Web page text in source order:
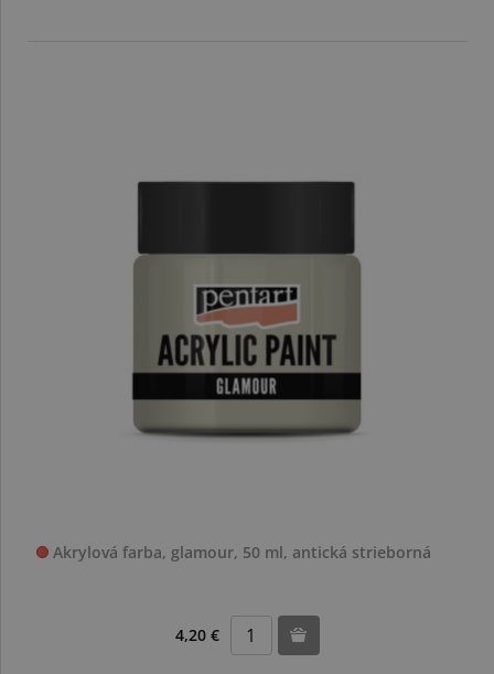
Akrylová farba, glamour, 50 ml, antická strieborná
4,20 €